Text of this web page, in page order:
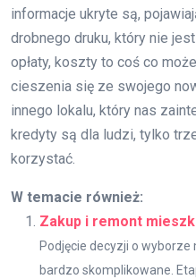
informacje ukryte są,
drobnego druku, który nie
opłaty, koszty to coś co
cieszenia się ze swojego
innego lokalu, który nas
kredyty są dla ludzi, tylko
korzystać.
W temacie również:
Zakup i remont
Podjęcie decyzji o
bardzo skomplikowane.